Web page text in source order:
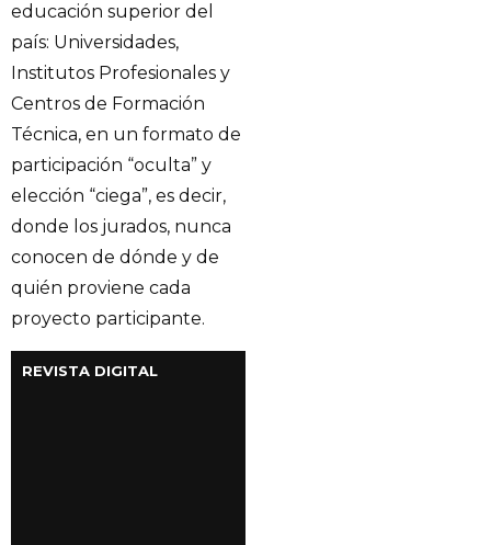
educación superior del
país: Universidades,
Institutos Profesionales y
Centros de Formación
Técnica, en un formato de
participación “oculta” y
elección “ciega”, es decir,
donde los jurados, nunca
conocen de dónde y de
quién proviene cada
proyecto participante.
REVISTA DIGITAL